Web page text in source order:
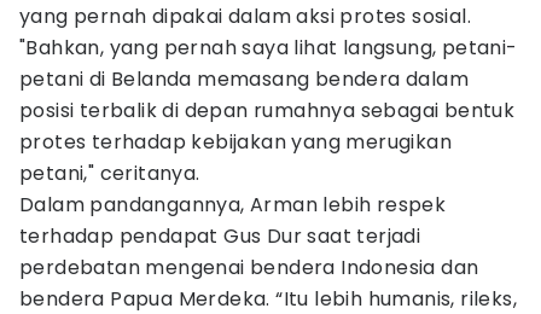
yang pernah dipakai dalam aksi protes sosial.
"Bahkan, yang pernah saya lihat langsung, petani-
petani di Belanda memasang bendera dalam
posisi terbalik di depan rumahnya sebagai bentuk
protes terhadap kebijakan yang merugikan
petani," ceritanya.
Dalam pandangannya, Arman lebih respek
terhadap pendapat Gus Dur saat terjadi
perdebatan mengenai bendera Indonesia dan
bendera Papua Merdeka. “Itu lebih humanis, rileks,